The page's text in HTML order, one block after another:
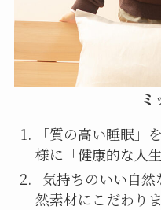
ミ
「質の高い睡眠」
様に「健康的な人
気持ちのいい自
然素材にこだわりま